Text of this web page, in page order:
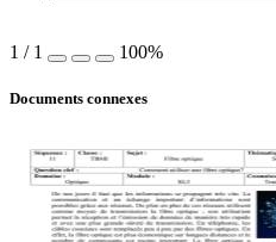
1 / 1 100%
Documents connexes